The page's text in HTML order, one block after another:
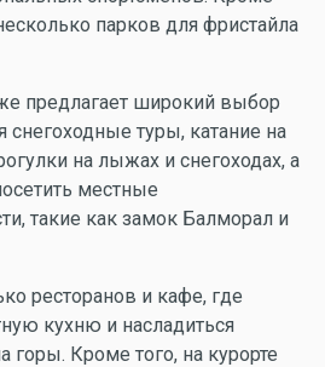
парков для фристайла
предлагает широкий выбор
снегоходные туры, катание на
на лыжах и снегоходах, а
местные
такие как замок Балморал и
ресторанов и кафе, где
кухню и насладиться
Кроме того, на курорте